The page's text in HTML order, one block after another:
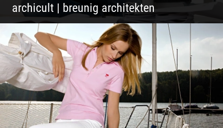
archicult | breunig architekten
Architekten & Bürokatzen | Bauzeichner &
Bauleiter | Mitarbeiter Shooting | Kreative
Köpfe